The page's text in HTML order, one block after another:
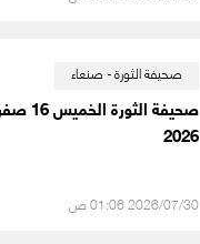
صحيفة الثورة - صنعاء
2026
2026/07/30 01:06 ص